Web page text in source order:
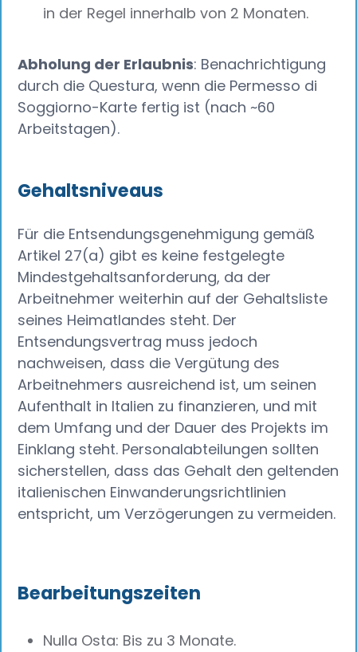
in der Regel innerhalb von 2 Monaten.
Abholung der Erlaubnis: Benachrichtigung
durch die Questura, wenn die Permesso di
Soggiorno-Karte fertig ist (nach ~60
Arbeitstagen).
Gehaltsniveaus
Für die Entsendungsgenehmigung gemäß
Artikel 27(a) gibt es keine festgelegte
Mindestgehaltsanforderung, da der
Arbeitnehmer weiterhin auf der Gehaltsliste
seines Heimatlandes steht. Der
Entsendungsvertrag muss jedoch
nachweisen, dass die Vergütung des
Arbeitnehmers ausreichend ist, um seinen
Aufenthalt in Italien zu finanzieren, und mit
dem Umfang und der Dauer des Projekts im
Einklang steht. Personalabteilungen sollten
sicherstellen, dass das Gehalt den geltenden
italienischen Einwanderungsrichtlinien
entspricht, um Verzögerungen zu vermeiden.
Bearbeitungszeiten
Nulla Osta: Bis zu 3 Monate.